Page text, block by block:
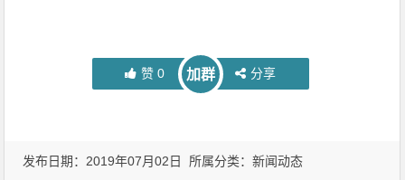
赞 0 加群 分享
发布日期：2019年07月02日 所属分类：新闻动态